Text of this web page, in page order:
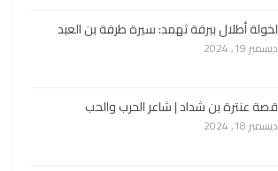
لخولة أطلال ببرقة ثهمد: سيرة طرفة بن العبد
ديسمبر 19, 2024
قصة عنترة بن شداد | شاعر الحرب والحب
ديسمبر 18, 2024